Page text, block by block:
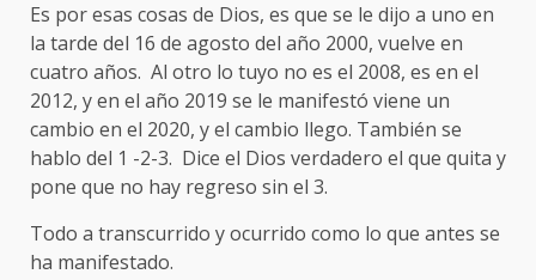
Es por esas cosas de Dios, es que se le dijo a uno en
la tarde del 16 de agosto del año 2000, vuelve en
cuatro años. Al otro lo tuyo no es el 2008, es en el
2012, y en el año 2019 se le manifestó viene un
cambio en el 2020, y el cambio llego. También se
hablo del 1 -2-3. Dice el Dios verdadero el que quita y
pone que no hay regreso sin el 3.
Todo a transcurrido y ocurrido como lo que antes se
ha manifestado.